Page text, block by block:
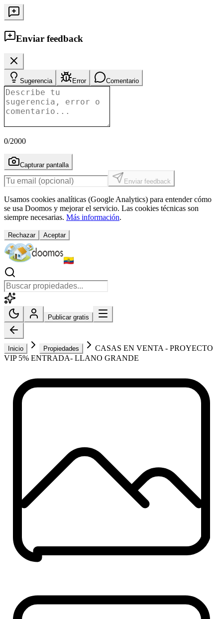
Enviar feedback
Sugerencia Error Comentario
0/2000
Capturar pantalla
Enviar feedback
Usamos cookies analíticas (Google Analytics) para entender cómo
se usa Doomos y mejorar el servicio. Las cookies técnicas son
siempre necesarias. Más información.
Rechazar Aceptar
Publicar gratis
Inicio Propiedades
CASAS EN VENTA - PROYECTO
VIP 5% ENTRADA- LLANO GRANDE